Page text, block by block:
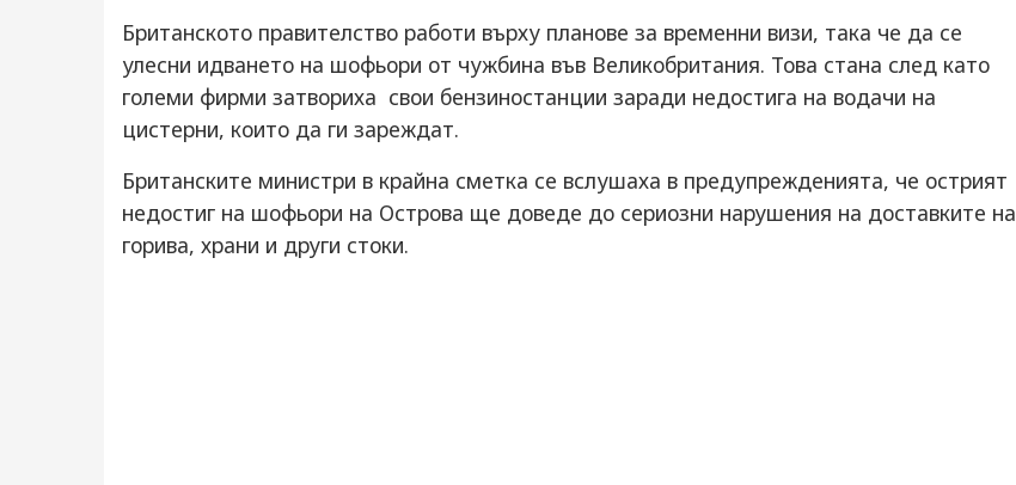
Британското правителство работи върху планове за временни визи, така че да се
улесни идването на шофьори от чужбина във Великобритания. Това стана след като
големи фирми затвориха свои бензиностанции заради недостига на водачи на
цистерни, които да ги зареждат.
Британските министри в крайна сметка се вслушаха в предупрежденията, че острият
недостиг на шофьори на Острова ще доведе до сериозни нарушения на доставките на
горива, храни и други стоки.